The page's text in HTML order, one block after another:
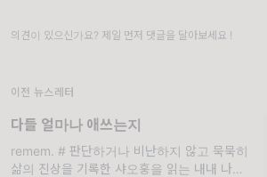
의견이 있으신가요? 제일 먼저 댓글을 달아보세요 !
이전 뉴스레터
다들 얼마나 애쓰는지
remem. # 판단하거나 비난하지 않고 묵묵히
삶의 진상을 기록한 샤오훙을 읽는 내내 나는